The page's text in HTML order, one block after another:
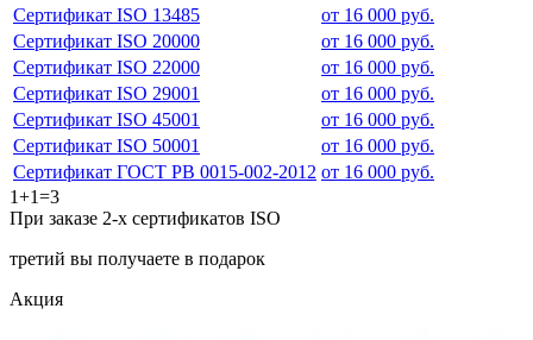
Сертификат ISO 13485
от 16 000 руб.
Сертификат ISO 20000
от 16 000 руб.
Сертификат ISO 22000
от 16 000 руб.
Сертификат ISO 29001
от 16 000 руб.
Сертификат ISO 45001
от 16 000 руб.
Сертификат ISO 50001
от 16 000 руб.
Сертификат ГОСТ РВ 0015-002-2012 от 16 000 руб.
1+1=3
При заказе 2-х сертификатов ISO
третий вы получаете в подарок
Акция